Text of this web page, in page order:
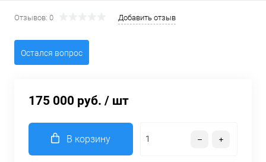
Отзывов: 0 Добавить отзыв
Остался вопрос
175 000 руб. / шт
В корзину